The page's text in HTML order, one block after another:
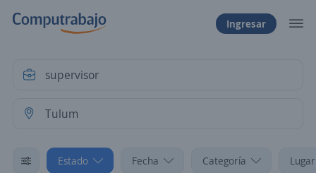
Ingresar
Estado Fecha Categoría